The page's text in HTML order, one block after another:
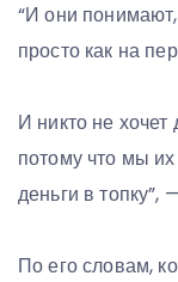
“И они
просто как на
И никто не хочет
потому что мы
деньги в топку”,
По его словам,